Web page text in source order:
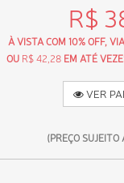
R$
À VISTA COM 10% OFF,
OU R$ 42,28 EM ATÉ
VER
(PREÇO